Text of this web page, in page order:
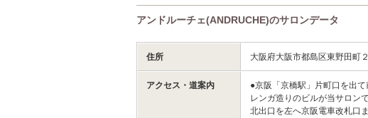
アンドルーチェ(ANDRUCHE)のサロンデータ
住所 大阪府大阪市都島区東野田
アクセス・道案内
●京阪「京橋駅」片町口を出
レンガ造りのビルが当サロン
北出口を左へ京阪電車改札口